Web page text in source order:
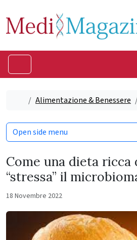
Home
Alimentazione & Benessere
Come una dieta ricca
“stressa” il
18 Novembre 2022
Open side menu